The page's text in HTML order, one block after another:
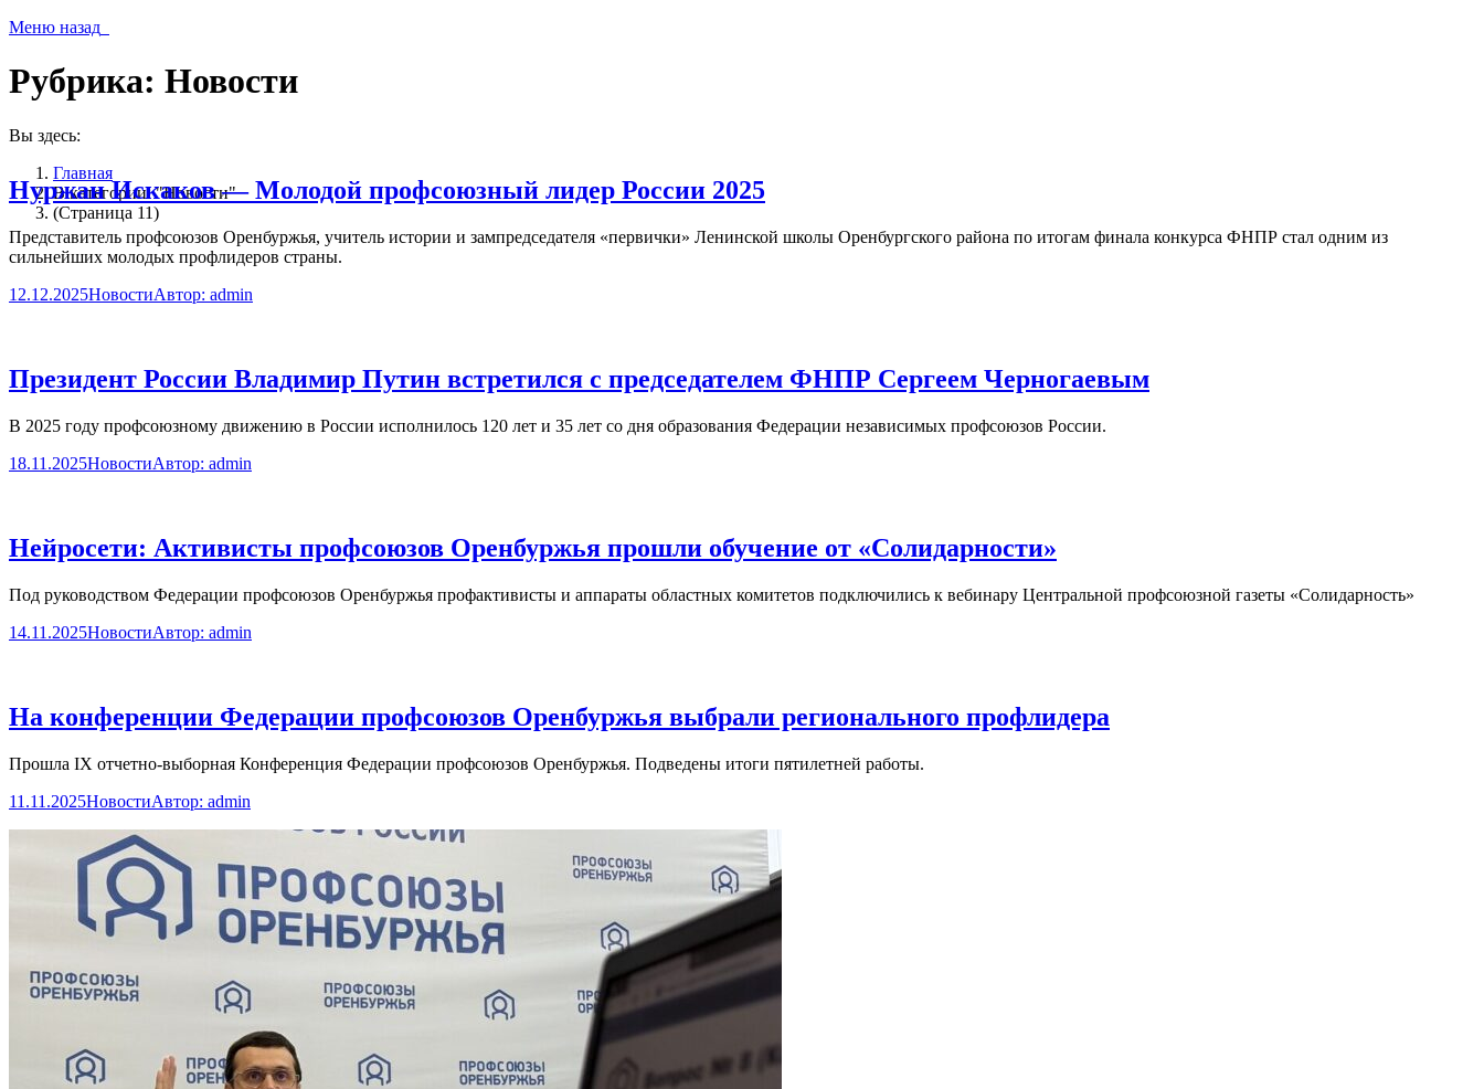
Меню назад
Рубрика: Новости
Вы здесь:
Главная
В категории: "Новости"
(Страница 11)
Нуржан Искаков — Молодой профсоюзный лидер России 2025
Представитель профсоюзов Оренбуржья, учитель истории и зампредседателя «первички» Ленинской школы Оренбургского района по итогам финала конкурса ФНПР стал одним из
сильнейших молодых профлидеров страны.
12.12.2025НовостиАвтор: admin
Президент России Владимир Путин встретился с председателем ФНПР Сергеем Черногаевым
В 2025 году профсоюзному движению в России исполнилось 120 лет и 35 лет со дня образования Федерации независимых профсоюзов России.
18.11.2025НовостиАвтор: admin
Нейросети: Активисты профсоюзов Оренбуржья прошли обучение от «Солидарности»
Под руководством Федерации профсоюзов Оренбуржья профактивисты и аппараты областных комитетов подключились к вебинару Центральной профсоюзной газеты «Солидарность»
14.11.2025НовостиАвтор: admin
На конференции Федерации профсоюзов Оренбуржья выбрали регионального профлидера
Прошла IX отчетно-выборная Конференция Федерации профсоюзов Оренбуржья. Подведены итоги пятилетней работы.
11.11.2025НовостиАвтор: admin